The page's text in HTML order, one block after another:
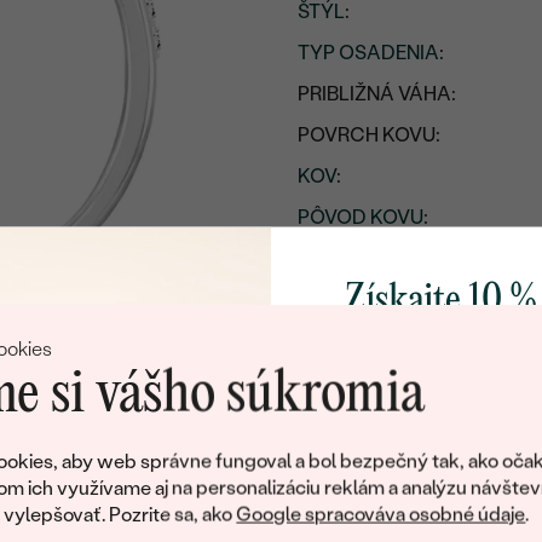
si vášho súkromia
aby web správne fungoval a bol bezpečný tak, ako
ich využívame aj na personalizáciu reklám a analýzu
Pozrite sa, akoGoogle spracováva osobné údaje.
ŠTÝL:
TYP OSADENIA:
PRIBLIŽNÁ VÁHA:
POVRCH KOVU:
KOV:
PÔVOD KOVU:
KARÁTOVÁ VÁHA
TVAR:
ČISTOTA:
Získajte 10
poctivo vyrábaných
Ako darček na
obratom pošleme